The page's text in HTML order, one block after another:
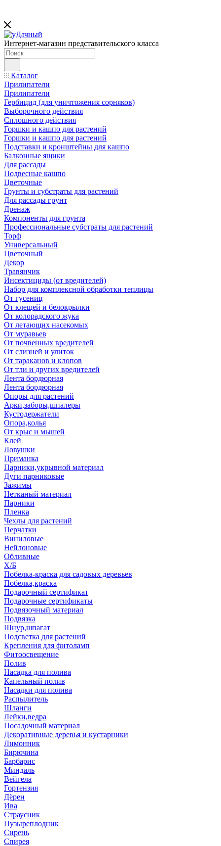
Интернет-магазин представительского класса
Каталог
Прилипатели
Прилипатели
Гербицид (для уничтожения сорняков)
Выборочного действия
Сплошного действия
Горшки и кашпо для растений
Горшки и кашпо для растений
Подставки и кронштейны для кашпо
Балконные ящики
Для рассады
Подвесные кашпо
Цветочные
Грунты и субстраты для растений
Для рассады грунт
Дренаж
Компоненты для грунта
Профессиональные субстраты для растений
Торф
Универсальный
Цветочный
Декор
Травянчик
Инсектициды (от вредителей)
Набор для комплексной обработки теплицы
От гусениц
От клещей и белокрылки
От колорадского жука
От летающих насекомых
От муравьев
От почвенных вредителей
От слизней и улиток
От тараканов и клопов
От тли и других вредителей
Лента бордюрная
Лента бордюрная
Опоры для растений
Арки,заборы,шпалеры
Кустодержатели
Опора,колья
От крыс и мышей
Клей
Ловушки
Приманка
Парники,укрывной материал
Дуги парниковые
Зажимы
Нетканый материал
Парники
Пленка
Чехлы для растений
Перчатки
Виниловые
Нейлоновые
Обливные
Х/Б
Побелка-краска для садовых деревьев
Побелка,краска
Подарочный сертификат
Подарочные сертификаты
Подвязочный материал
Подвязка
Шнур,шпагат
Подсветка для растений
Крепления для фитоламп
Фитоосвещение
Полив
Насадка для полива
Капельный полив
Насадки для полива
Распылитель
Шланги
Лейки,ведра
Посадочный материал
Декоративные деревья и кустарники
Лимонник
Бирючина
Барбарис
Миндаль
Вейгела
Гортензия
Дёрен
Ива
Страусник
Пузыреплодник
Сирень
Спирея